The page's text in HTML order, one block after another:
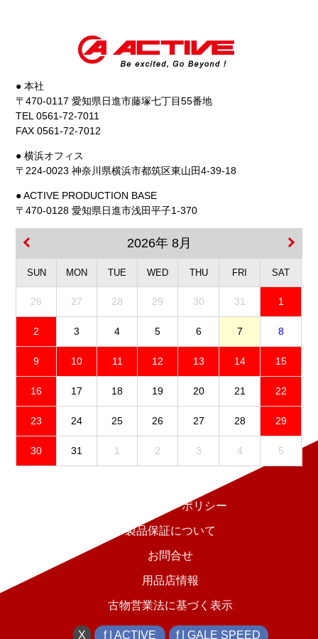
● 本社
〒470-0117 愛知県日進市藤塚七丁目55番地
TEL 0561-72-7011
FAX 0561-72-7012
● 横浜オフィス
〒224-0023 神奈川県横浜市都筑区東山田4-39-18
● ACTIVE PRODUCTION BASE
〒470-0128 愛知県日進市浅田平子1-370
2026年 8月
SUN MON TUE WED THU FRI SAT
26 27 28 29 30 31 1
2 3 4 5 6 7 8
9 10 11 12 13 14 15
16 17 18 19 20 21 22
23 24 25 26 27 28 29
30 31 1 2 3 4 5
プライバシーポリシー
製品保証について
お問合せ
用品店情報
古物営業法に基づく表示
X f | ACTIVE f | GALE SPEED